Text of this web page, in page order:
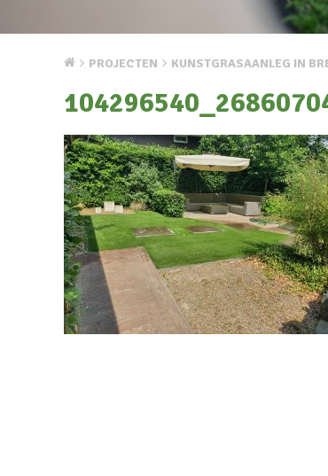
PROJECTEN KUNSTGRASAANLEG IN